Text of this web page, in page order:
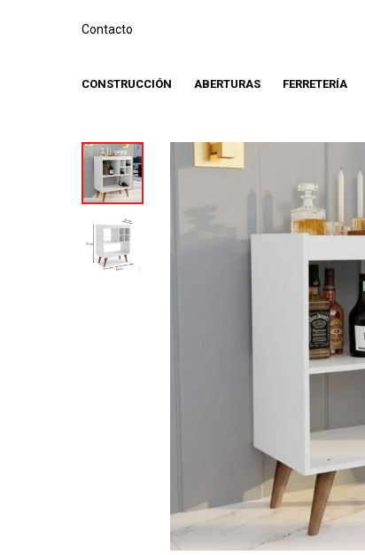
CONSTRUCCIÓN ABERTURAS FERRETERÍA
Contacto